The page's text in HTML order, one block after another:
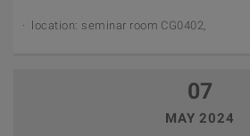
location: seminar room CG0402,
Mai 7th,
07
MAY 2024